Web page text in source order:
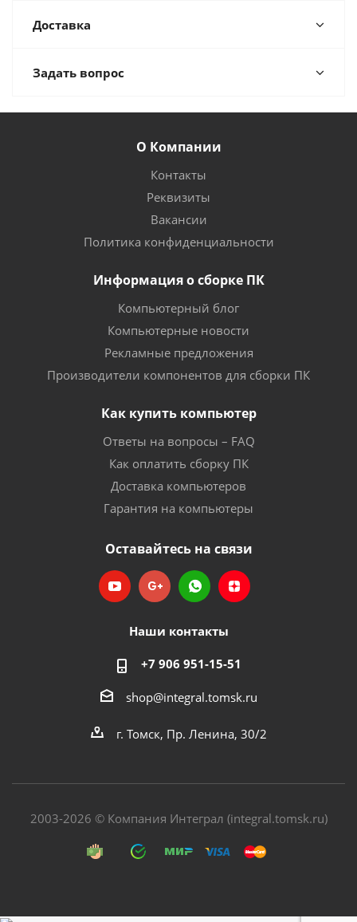
Доставка
Задать вопрос
О Компании
Контакты
Реквизиты
Вакансии
Политика конфиденциальности
Информация о сборке ПК
Компьютерный блог
Компьютерные новости
Рекламные предложения
Производители компонентов для сборки ПК
Как купить компьютер
Ответы на вопросы – FAQ
Как оплатить сборку ПК
Доставка компьютеров
Гарантия на компьютеры
Оставайтесь на связи
Наши контакты
+7 906 951-15-51
shop@integral.tomsk.ru
г. Томск, Пр. Ленина, 30/2
2003-2026 © Компания Интеграл (integral.tomsk.ru)